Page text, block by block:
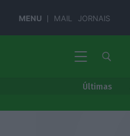
MENU MAIL JORNAIS
Últimas